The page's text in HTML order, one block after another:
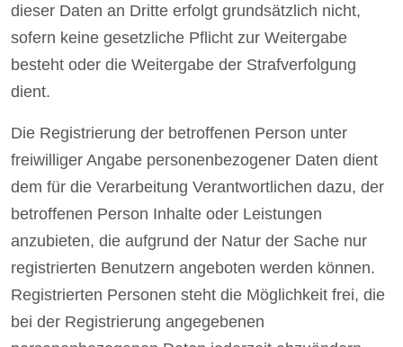
dieser Daten an Dritte erfolgt grundsätzlich nicht,
sofern keine gesetzliche Pflicht zur Weitergabe
besteht oder die Weitergabe der Strafverfolgung
dient.
Die Registrierung der betroffenen Person unter
freiwilliger Angabe personenbezogener Daten dient
dem für die Verarbeitung Verantwortlichen dazu, der
betroffenen Person Inhalte oder Leistungen
anzubieten, die aufgrund der Natur der Sache nur
registrierten Benutzern angeboten werden können.
Registrierten Personen steht die Möglichkeit frei, die
bei der Registrierung angegebenen